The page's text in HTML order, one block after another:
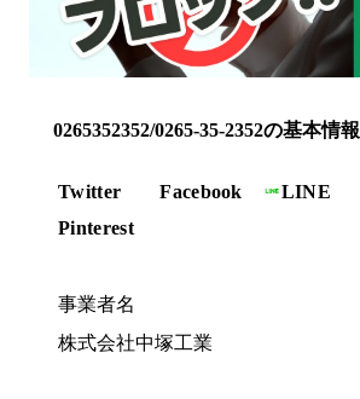
0265352352/0265-35-2352の基本情報
Twitter Facebook LINE
Pinterest
事業者名
株式会社中塚工業